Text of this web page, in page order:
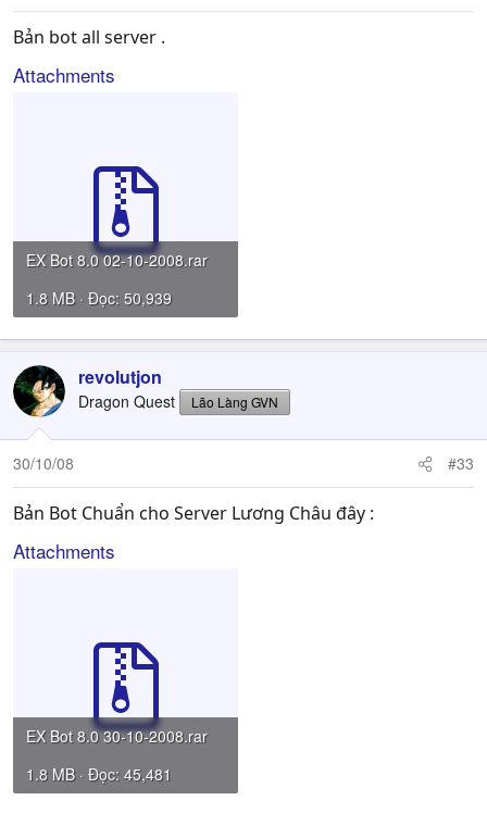
Bản bot all server .
Attachments
EX Bot 8.0 02-10-2008.rar
1.8 MB · Đọc: 50,939
revolutjon
Dragon Quest Lão Làng GVN
30/10/08 #33
Bản Bot Chuẩn cho Server Lương Châu đây :
Attachments
EX Bot 8.0 30-10-2008.rar
1.8 MB · Đọc: 45,481